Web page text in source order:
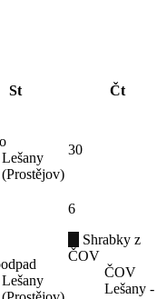
St
Čt
Lešany
(Prostějov)
30
Lešany
6
Shrabky z
ČOV
ČOV
Lešany -